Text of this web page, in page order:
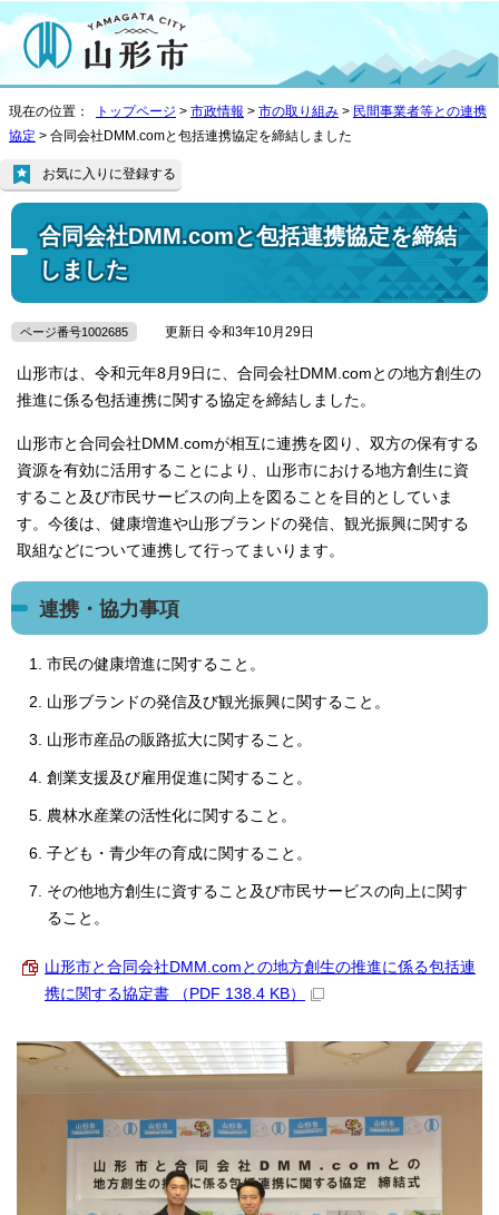
現在の位置： トップページ > 市政情報 > 市の取り組み > 民間事業者等との連携
協定 > 合同会社DMM.comと包括連携協定を締結しました
合同会社DMM.comと包括連携協定を締結
しました
お気に入りに登録する
ページ番号1002685 更新日 令和3年10月29日
山形市は、令和元年8月9日に、合同会社DMM.comとの地方創生の
推進に係る包括連携に関する協定を締結しました。
山形市と合同会社DMM.comが相互に連携を図り、双方の保有する
資源を有効に活用することにより、山形市における地方創生に資
すること及び市民サービスの向上を図ることを目的としていま
す。今後は、健康増進や山形ブランドの発信、観光振興に関する
取組などについて連携して行ってまいります。
連携・協力事項
市民の健康増進に関すること。
山形ブランドの発信及び観光振興に関すること。
山形市産品の販路拡大に関すること。
創業支援及び雇用促進に関すること。
農林水産業の活性化に関すること。
子ども・青少年の育成に関すること。
その他地方創生に資すること及び市民サービスの向上に関す
ること。
山形市と合同会社DMM.comとの地方創生の推進に係る包括連
携に関する協定書 （PDF 138.4 KB）